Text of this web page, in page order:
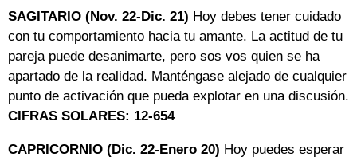
SAGITARIO (Nov. 22-Dic. 21) Hoy debes tener cuidado
con tu comportamiento hacia tu amante. La actitud de tu
pareja puede desanimarte, pero sos vos quien se ha
apartado de la realidad. Manténgase alejado de cualquier
punto de activación que pueda explotar en una discusión.
CIFRAS SOLARES: 12-654
CAPRICORNIO (Dic. 22-Enero 20) Hoy puedes esperar